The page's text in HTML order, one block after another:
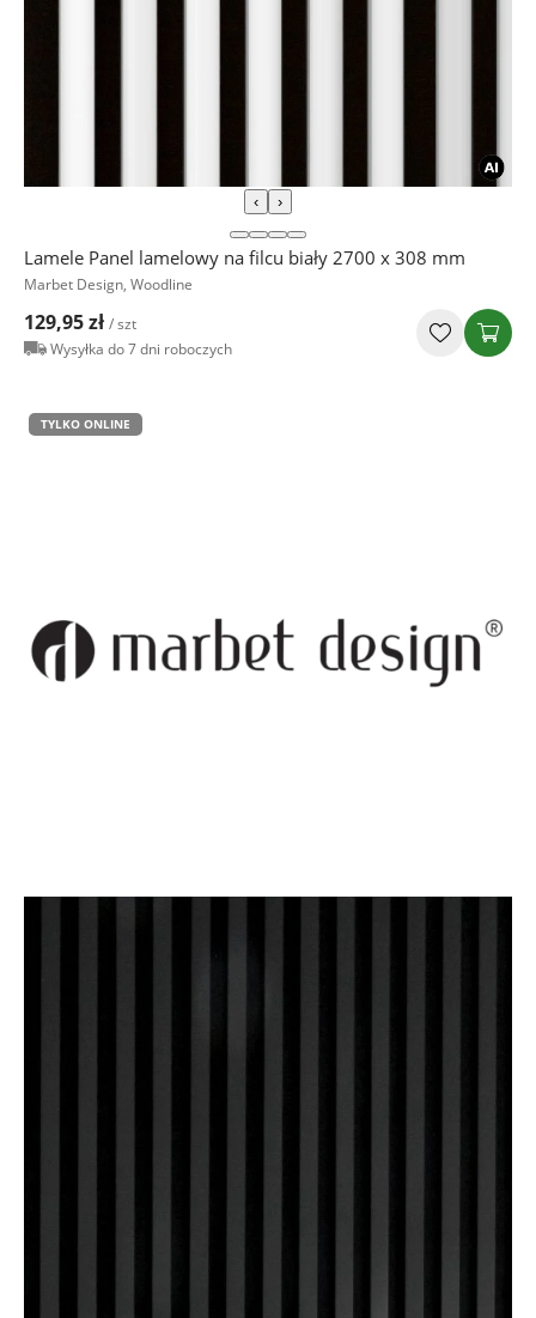
‹ ›
Lamele Panel lamelowy na filcu biały 2700 x 308 mm
Marbet Design, Woodline
129,95 zł / szt
Wysyłka do 7 dni roboczych
TYLKO ONLINE